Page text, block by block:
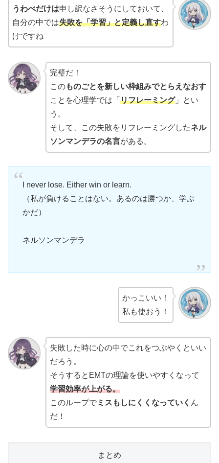
うわべだけは申し訳なさそうにしておいて、
自分の中では失敗を「学習」と定義し直すわ
けですね
完璧だ！
このものごとを新しい枠組みでとらえなおす
ことを心理学では「 リフレーミング」とい
う。
そして、この失敗をリフレーミングしたネル
ソンマンデラの名言がある。
I never lose. Either win or learn.
（私が負けることはない。あるのは勝つか、学ぶ
かだ）
ネルソンマンデラ
かっこいい！
私も使おう！
失敗した時に心の中でこれをつぶやくといい
だろう。
そうするとEMTの理論を使いやすくなって
学習効率が上がる。
このループでミスもしにくくなっていく ん
だ！
まとめ